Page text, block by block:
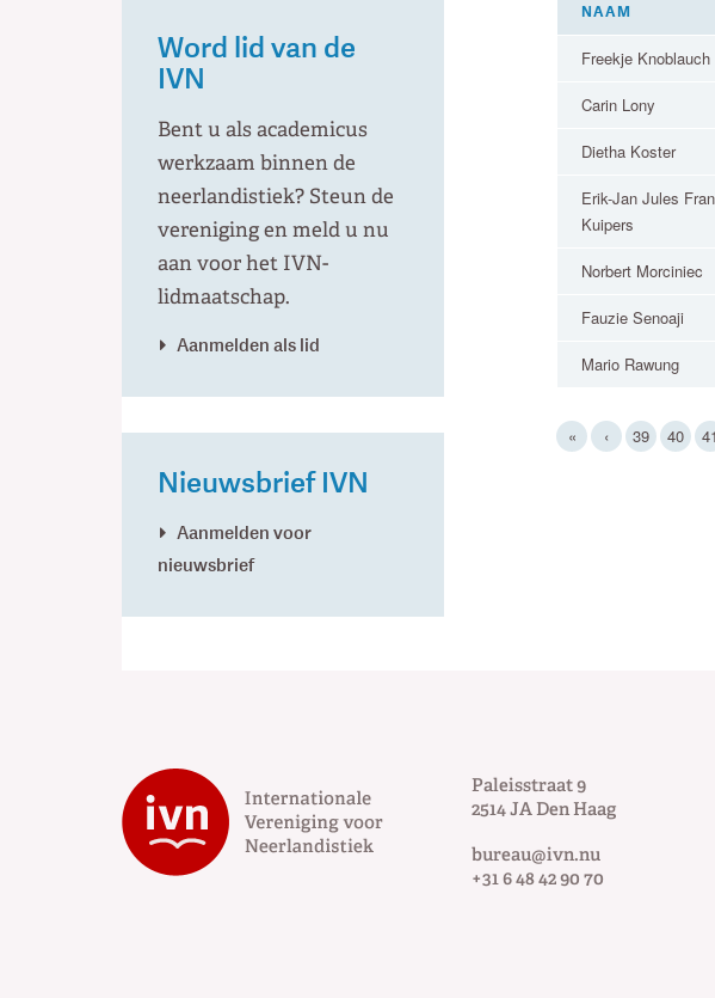
NAAM
Freekje
Carin Lony
Dietha Koster
Erik-Jan Jules
Kuipers
Norbert Morciniec
Fauzie Senoaji
Mario Rawung
« ‹ 39 40 41
Word lid van de
IVN
Bent u als academicus
werkzaam binnen de
neerlandistiek? Steun de
vereniging en meld u nu
aan voor het IVN-
lidmaatschap.
Aanmelden als lid
Nieuwsbrief IVN
Aanmelden voor
nieuwsbrief
Paleisstraat 9
2514 JADen Haag
bureau@ivn.nu
+31 6 48 42 90 70